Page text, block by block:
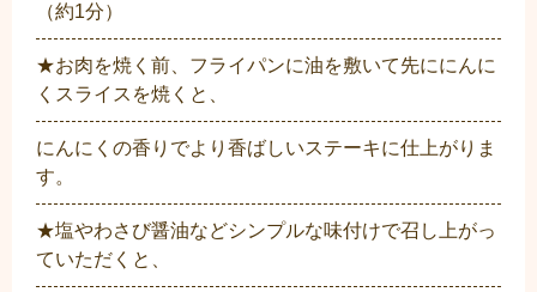
（約1分）
★お肉を焼く前、フライパンに油を敷いて先ににんに
くスライスを焼くと、
にんにくの香りでより香ばしいステーキに仕上がりま
す。
★塩やわさび醤油などシンプルな味付けで召し上がっ
ていただくと、